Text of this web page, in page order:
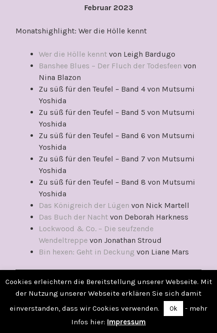
Februar 2023
Monatshighlight: Wer die Hölle kennt
Wer die Hölle kennt von Leigh Bardugo
Banshee Blues – Der Fluch der Todesfeen von
Nina Blazon
Zu süß für den Teufel – Band 4 von Mutsumi
Yoshida
Zu süß für den Teufel – Band 5 von Mutsumi
Yoshida
Zu süß für den Teufel – Band 6 von Mutsumi
Yoshida
Zu süß für den Teufel – Band 7 von Mutsumi
Yoshida
Zu süß für den Teufel – Band 8 von Mutsumi
Yoshida
Das Königreich der Lügen von Nick Martell
Das Buch der Nacht von Deborah Harkness
Lockwood & Co. – Die seufzende
Wendeltreppe von Jonathan Stroud
Bin hexen: Geht in Deckung von Liane Mars
Monatshighlight: Wo die Nacht beginnt
Cookies erleichtern die Bereitstellung unserer Webseite. Mit
der Nutzung unserer Webseite erklären Sie sich damit
einverstanden, dass wir Cookies verwenden.
Ok
- mehr
Infos hier: Impressum